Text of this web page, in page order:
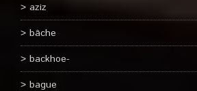
aziz
bâche
backhoe-
bague